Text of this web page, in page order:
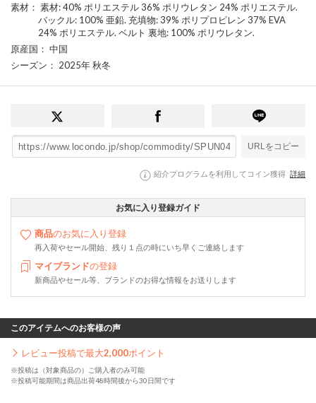
素材 ： 素材: 40% ポリエステル 36% ポリウレタン 24% ポリエステル.
バックル: 100% 亜鉛. 充填物: 39% ポリプロピレン 37% EVA
24% ポリエステル. ベルト 裏地: 100% ポリウレタン.
原産国 ： 中国
シーズン ： 2025年 秋冬
URLをコピー
紹介プログラムを利用してコイン獲得 詳細
お気に入り登録ガイド
商品のお気に入り登録
再入荷やセール開始、残り１点の時にいち早くご連絡します
マイブランドの登録
新商品やセール等、ブランドのお得な情報をお送りします
このアイテムへのお客様の声
レビュー投稿で最大2,000ポイント
※投稿は（対象商品の）ご購入者のみ可能
※投稿可能期間は商品出荷48時間後から30日間です